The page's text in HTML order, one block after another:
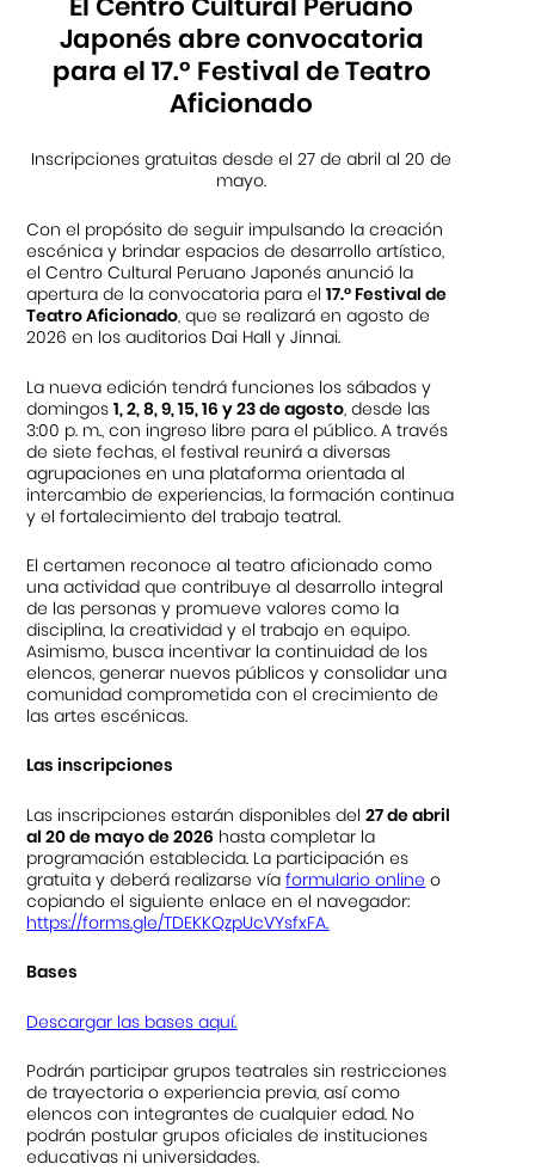
Japonés abre convocatoria
para el 17.° Festival de Teatro
Aficionado
Inscripciones gratuitas desde el 27 de abril al 20 de
mayo.
Con el propósito de seguir impulsando la creación
escénica y brindar espacios de desarrollo artístico,
el Centro Cultural Peruano Japonés anunció la
apertura de la convocatoria para el17.° Festival de
Teatro Aficionado, que se realizará en agosto de
2026 en los auditorios Dai Hall y Jinnai.
La nueva edición tendrá funciones los sábados y
domingos1, 2, 8, 9, 15, 16 y 23 de agosto, desde las
3:00 p. m., con ingreso libre para el público. A través
de siete fechas, el festival reunirá a diversas
agrupaciones en una plataforma orientada al
intercambio de experiencias, la formación continua
y el fortalecimiento del trabajo teatral.
El certamen reconoce al teatro aficionado como
una actividad que contribuye al desarrollo integral
de las personas y promueve valores como la
disciplina, la creatividad y el trabajo en equipo.
Asimismo, busca incentivar la continuidad de los
elencos, generar nuevos públicos y consolidar una
comunidad comprometida con el crecimiento de
las artes escénicas.
Las inscripciones
Las inscripciones estarán disponibles del27 de abril
al 20 de mayo de 2026 hasta completar la
programación establecida. La participación es
gratuita y deberá realizarse víaformulario online o
copiando el siguiente enlace en el navegador:
https://forms.gle/TDEKKQzpUcVYsfxFA.
Bases
Descargar las bases aquí.
Podrán participar grupos teatrales sin restricciones
de trayectoria o experiencia previa, así como
elencos con integrantes de cualquier edad. No
podrán postular grupos oficiales de instituciones
educativas ni universidades.